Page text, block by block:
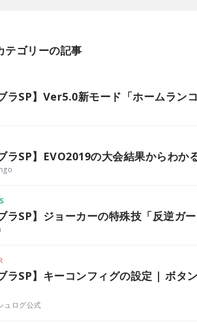
テゴリーの記事
ラSP】Ver5.0新モード「ホームラン
ラSP】EVO2019の大会結果からわか
ラSP】ジョーカーの特殊技「反逆ガ
ラSP】キーコンフィグの設定 | ボタ
ュログ公式